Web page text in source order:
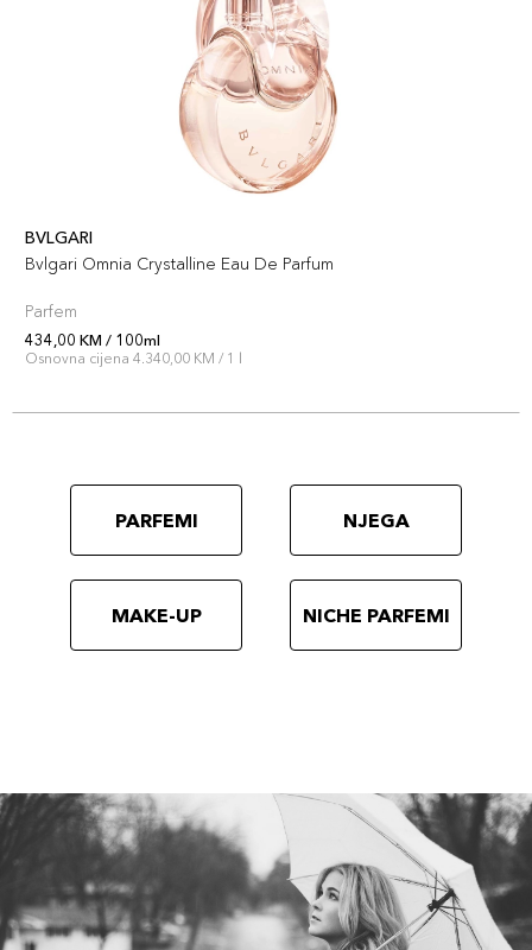
BVLGARI
Bvlgari Omnia Crystalline Eau De Parfum
Parfem
434,00 KM / 100ml
Osnovna cijena 4.340,00 KM / 1 l
PARFEMI NJEGA
MAKE-UP NICHE PARFEMI